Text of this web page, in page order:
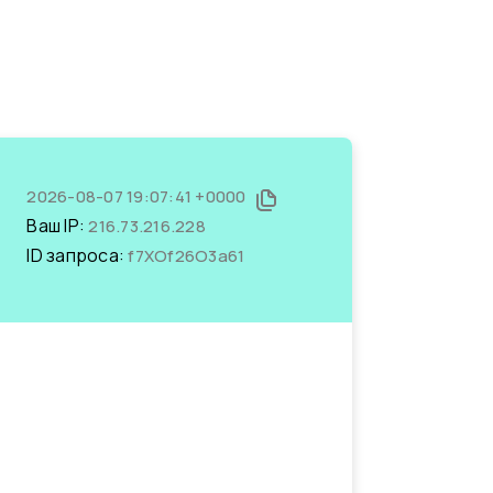
2026-08-07 19:07:41 +0000
Ваш IP:216.73.216.228
ID запроса:f7XOf26O3a61